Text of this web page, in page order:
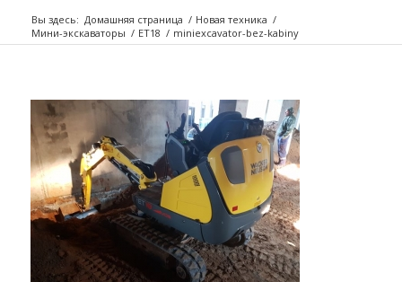
Вы здесь: Домашняя страница / Новая техника /
Мини-экскаваторы / ET18 / miniexcavator-bez-kabiny